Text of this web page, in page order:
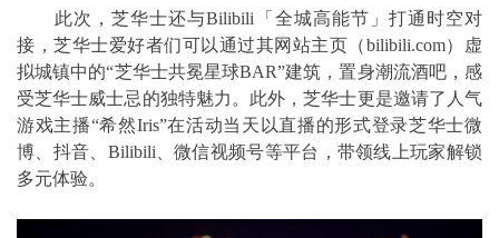
此次，芝华士还与Bilibili「全城高能节」打通时空对
接，芝华士爱好者们可以通过其网站主页（bilibili.com）虚
拟城镇中的“芝华士共冕星球BAR”建筑，置身潮流酒吧，感
受芝华士威士忌的独特魅力。此外，芝华士更是邀请了人气
游戏主播“希然Iris”在活动当天以直播的形式登录芝华士微
博、抖音、Bilibili、微信视频号等平台，带领线上玩家解锁
多元体验。